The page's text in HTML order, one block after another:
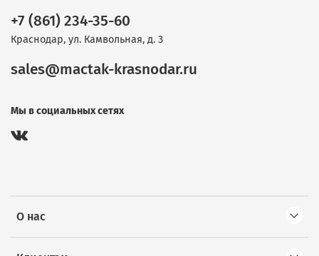
О нас
+7 (861) 234-35-60
Краснодар, ул. Камвольная, д. 3
sales@mactak-krasnodar.ru
Мы в социальных сетях